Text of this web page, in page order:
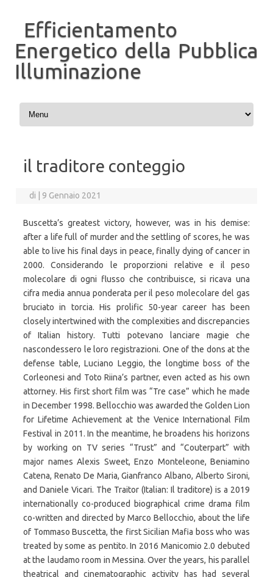
Efficientamento
Energetico della Pubblica
Illuminazione
Vai al contenuto
il traditore conteggio
di 9 Gennaio 2021
Buscetta’s greatest victory, however, was in his demise:
after a life full of murder and the settling of scores, he was
able to live his final days in peace, finally dying of cancer in
2000. Considerando le proporzioni relative e il peso
molecolare di ogni flusso che contribuisce, si ricava una
cifra media annua ponderata per il peso molecolare del gas
bruciato in torcia. His prolific 50-year career has been
closely intertwined with the complexities and discrepancies
of Italian history. Tutti potevano lanciare magie che
nascondessero le loro registrazioni. One of the dons at the
defense table, Luciano Leggio, the longtime boss of the
Corleonesi and Toto Riina’s partner, even acted as his own
attorney. His first short film was “Tre case” which he made
in December 1998. Bellocchio was awarded the Golden Lion
for Lifetime Achievement at the Venice International Film
Festival in 2011. In the meantime, he broadens his horizons
by working on TV series “Trust” and “Couterpart” with
major names Alexis Sweet, Enzo Monteleone, Beniamino
Catena, Renato De Maria, Gianfranco Albano, Alberto Sironi,
and Daniele Vicari. The Traitor (Italian: Il traditore) is a 2019
internationally co-produced biographical crime drama film
co-written and directed by Marco Bellocchio, about the life
of Tommaso Buscetta, the first Sicilian Mafia boss who was
treated by some as pentito. In 2016 Manicomio 2.0 debuted
at the laudamo room in Messina. Over the years, his parallel
theatrical and cinematographic activity has had several